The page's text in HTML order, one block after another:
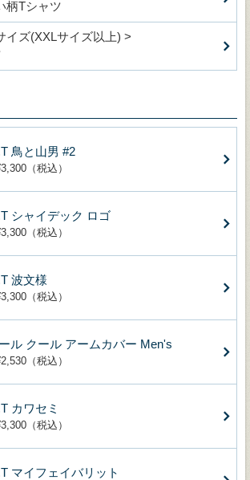
柄Tシャツ
イズ(XXLサイズ以上) >
鳥と山男 #2
（税込）
シャイデック ロゴ
（税込）
波文様
（税込）
ル クール アームカバー Men's
（税込）
カワセミ
（税込）
マイフェイバリット